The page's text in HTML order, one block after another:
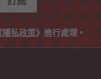
隱私政策》進行處理。